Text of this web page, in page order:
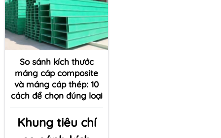
So sánh kích thước
máng cáp composite
và máng cáp thép: 10
cách để chọn đúng loại
Khung tiêu chí